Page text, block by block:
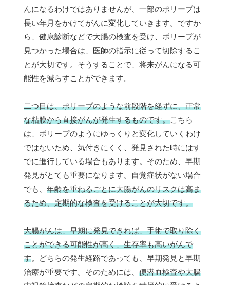
んになるわけではありませんが、一部のポリープは
長い年月をかけてがんに変化していきます。ですか
ら、健康診断などで大腸の検査を受け、ポリープが
見つかった場合は、医師の指示に従って切除するこ
とが大切です。そうすることで、将来がんになる可
能性を減らすことができます。
二つ目は、ポリープのような前段階を経ずに、正常
な粘膜から直接がんが発生するものです。こちら
は、ポリープのようにゆっくりと変化していくわけ
ではないため、気付きにくく、発見された時にはす
でに進行している場合もあります。そのため、早期
発見がとても重要になります。自覚症状がない場合
でも、 年齢を重ねるごとに大腸がんのリスクは高ま
るため、定期的な検査を受けることが大切です。
大腸がんは、早期に発見できれば、手術で取り除く
ことができる可能性が高く、生存率も高いがんで
す。どちらの発生経路であっても、早期発見と早期
治療が重要です。そのためには、 便潜血検査や大腸